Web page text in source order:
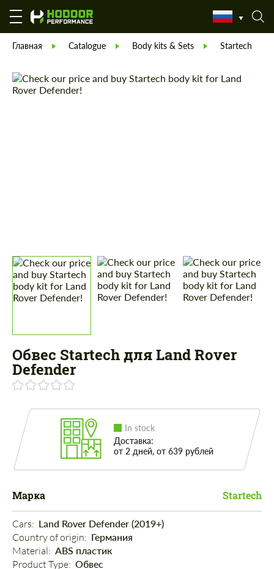
Главная Catalogue Body kits & Sets Startech
Обвес Startech для Land Rover
Defender
In stock
Доставка:
от 2 дней, от 639 рублей
Марка Startech
Cars: Land Rover Defender (2019+)
Country of origin: Германия
Material: ABS пластик
Product Type: Обвес